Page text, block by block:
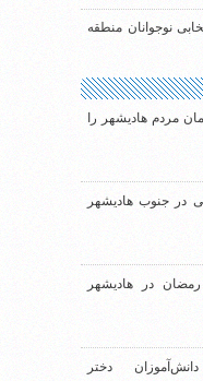
نوجوانان منطقه
مردم هادیشهر را
در جنوب هادیشهر
در هادیشهر
دختر